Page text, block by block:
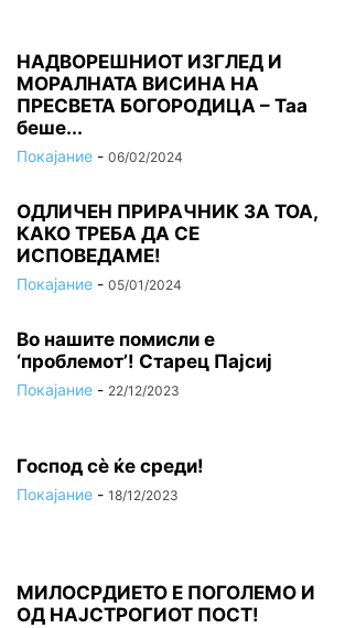
НАДВОРЕШНИОТ ИЗГЛЕД И
МОРАЛНАТА ВИСИНА HA
ПРЕСВЕТА БОГОРОДИЦА – Таа
беше...
Покајание - 06/02/2024
ОДЛИЧЕН ПРИРАЧНИК ЗА ТОА,
КАКО ТРЕБА ДА СЕ
ИСПОВЕДАМЕ!
Покајание - 05/01/2024
Во нашите помисли е
‘проблемот’! Старец Пајсиј
Покајание - 22/12/2023
Господ сѐ ќе среди!
Покајание - 18/12/2023
МИЛОСРДИЕТО Е ПОГОЛЕМО И
ОД НАЈСТРОГИОТ ПОСТ!